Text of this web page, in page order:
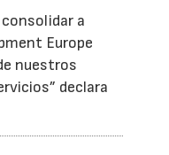
a
Europe
nuestros
declara